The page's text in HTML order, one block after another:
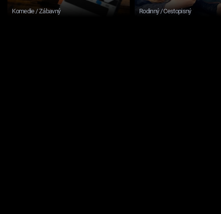
Komedie / Zábavný Rodinný / Cestopisný